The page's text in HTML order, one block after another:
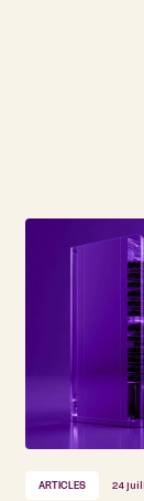
ARTICLES 24